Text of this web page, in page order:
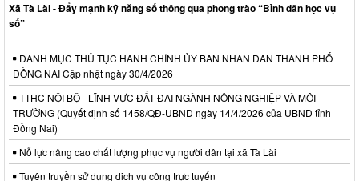
Xã Tà Lài - Đẩy mạnh kỹ năng số thông qua phong trào “Bình dân học vụ
số”
DANH MỤC THỦ TỤC HÀNH CHÍNH ỦY BAN NHÂN DÂN THÀNH PHỐ
ĐỒNG NAI Cập nhật ngày 30/4/2026
TTHC NỘI BỘ - LĨNH VỰC ĐẤT ĐAI NGÀNH NÔNG NGHIỆP VÀ MÔI
TRƯỜNG (Quyết định số 1458/QĐ-UBND ngày 14/4/2026 của UBND tỉnh
Đồng Nai)
Nỗ lực nâng cao chất lượng phục vụ người dân tại xã Tà Lài
Tuyên truyền sử dụng dịch vụ công trực tuyến